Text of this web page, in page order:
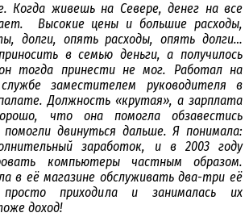
живешь на Севере, денег на все
Высокие цены и большие расходы,
долги, опять расходы, опять долги…
в семью деньги, а получилось
тогда принести не мог. Работал на
службе заместителем руководителя в
Должность «крутая», а зарплата
что она помогла обзавестись
двинуться дальше. Я понимала:
заработок, и в 2003 году
компьютеры частным образом.
в её магазине обслуживать два-три её
приходила и занималась их
доход!